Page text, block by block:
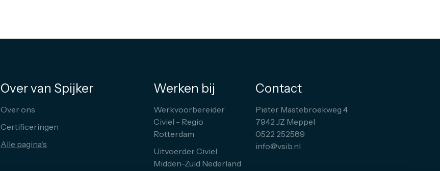
Over van Spijker
Over ons
Certificeringen
Alle pagina's
Werken bij
Werkvoorbereider
Civiel - Regio
Rotterdam
Uitvoerder Civiel
Midden-Zuid Nederland
Contact
Pieter Mastebroekweg 4
7942 JZ Meppel
0522 252589
info@vsib.nl